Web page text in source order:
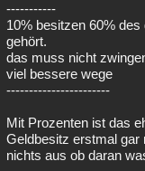
-----------
10% besitzen 60%
gehört.
das muss nicht
viel bessere wege
-----------------------
Mit Prozenten ist das
Geldbesitz erstmal gar
nichts aus ob daran